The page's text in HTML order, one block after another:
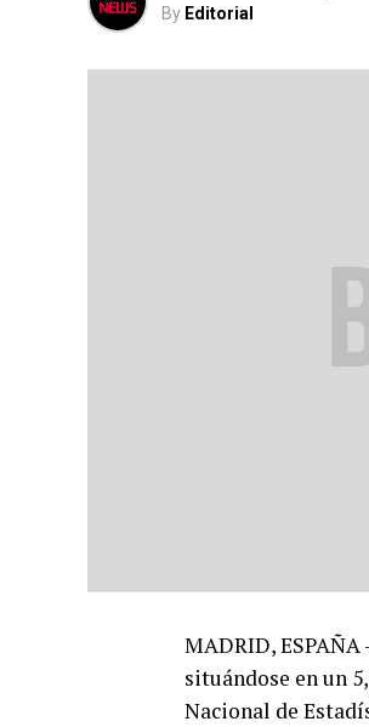
By Editorial
MADRID,
situándose en un
Nacional de